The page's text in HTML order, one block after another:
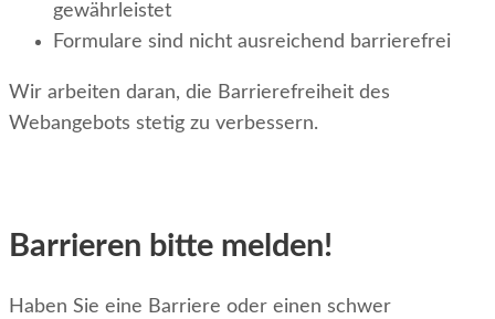
gewährleistet
Formulare sind nicht ausreichend barrierefrei
Wir arbeiten daran, die Barrierefreiheit des
Webangebots stetig zu verbessern.
Barrieren bitte melden!
Haben Sie eine Barriere oder einen schwer